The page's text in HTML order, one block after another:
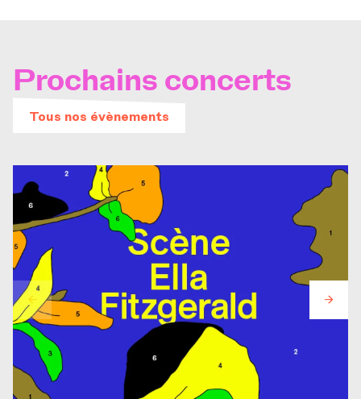
Prochains concerts
Tous nos évènements